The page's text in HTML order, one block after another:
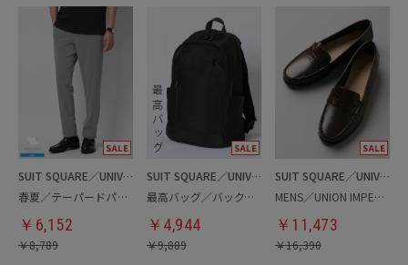
SUIT SQUARE／UNIVERSAL LANGUAGE
春夏／テーパードパンツ
￥ 6,152
￥8,789
SUIT SQUARE／UNIVERSAL LANGUAGE
最高バッグ／バックパック
￥ 4,944
￥9,889
SUIT SQUARE／UNIVERSAL LANGUAGE
MENS／UNION IMPERIAL監修／コインローファー
￥ 11,473
￥16,390